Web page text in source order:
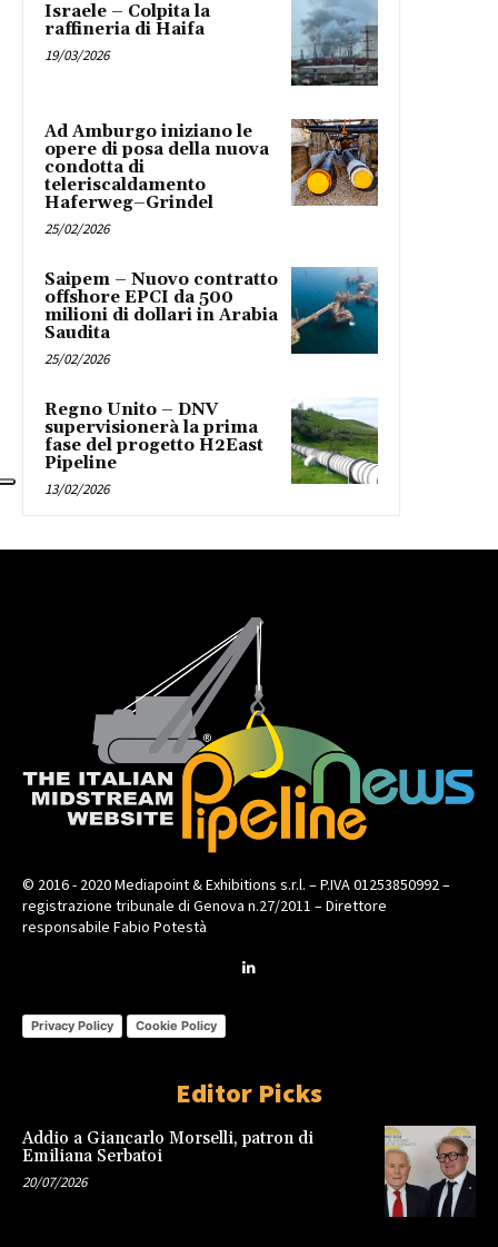
Israele – Colpita la
raffineria di Haifa
19/03/2026
Ad Amburgo iniziano le
opere di posa della nuova
condotta di
teleriscaldamento
Haferweg–Grindel
25/02/2026
Saipem – Nuovo contratto
offshore EPCI da 500
milioni di dollari in Arabia
Saudita
25/02/2026
Regno Unito – DNV
supervisionerà la prima
fase del progetto H2East
Pipeline
13/02/2026
© 2016 - 2020 Mediapoint & Exhibitions s.r.l. – P.IVA 01253850992 –
registrazione tribunale di Genova n.27/2011 – Direttore
responsabile Fabio Potestà
Privacy Policy Cookie Policy
Editor Picks
Addio a Giancarlo Morselli, patron di
Emiliana Serbatoi
20/07/2026